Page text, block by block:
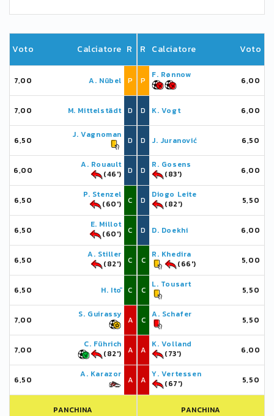
Voto Calciatore R
7,00 A. Nübel P
7,00 M. Mittelstädt D
6,50
J. Vagnoman
D
6,00
A. Rouault
(46')
D
6,50
P. Stenzel
(60')
C
6,50
E. Millot
(60')
C
6,50
A. Stiller
(82')
C
6,50 H. Itō C
7,00
S. Guirassy
A
7,00
C. Führich
(82')
A
6,50
A. Karazor
A
PANCHINA
R Calciatore Voto
P
F. Rønnow
6,00
D K. Vogt 6,00
D J. Juranović 6,50
D
R. Gosens
(83')
6,00
D
Diogo Leite
(82')
5,50
D D. Doekhi 6,00
C
R. Khedira
(66')
5,00
C
L. Tousart
5,50
C
A. Schafer
5,50
A
K. Volland
(73')
6,00
A
Y. Vertessen
(67')
5,50
PANCHINA